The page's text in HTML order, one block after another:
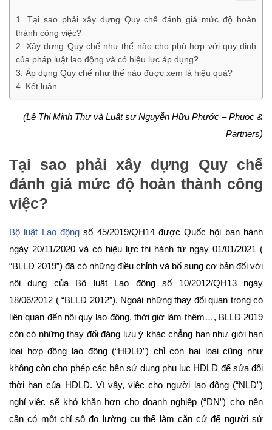
Tại sao phải xây dựng Quy chế đánh giá mức độ hoàn
thành công việc?
Xây dựng Quy chế như thế nào cho phù hợp với quy định
của pháp luật lao động và có hiệu lực áp dụng?
Áp dụng Quy chế như thế nào được xem là hiệu quả?
Kết luận
(Lê Thị Minh Thư và Luật sư Nguyễn Hữu Phước – Phuoc &
Partners)
Tại sao phải xây dựng Quy chế
đánh giá mức độ hoàn thành công
việc?
Bộ luật Lao độngsố 45/2019/QH14 được Quốc hội ban hành
ngày 20/11/2020 và có hiệu lực thi hành từ ngày 01/01/2021 (
“BLLĐ 2019”) đã có những điều chỉnh và bổ sung cơ bản đối với
nội dung của Bộ luật Lao động số 10/2012/QH13 ngày
18/06/2012 ( “BLLĐ 2012”). Ngoài những thay đổi quan trọng có
liên quan đến nội quy lao động, thời giờ làm thêm…, BLLĐ 2019
còn có những thay đổi đáng lưu ý khác chẳng hạn như giới hạn
loại hợp đồng lao động (“HĐLĐ”) chỉ còn hai loại cũng như
không còn cho phép các bên sử dụng phụ lục HĐLĐ để sửa đổi
thời hạn của HĐLĐ. Vì vậy, việc cho người lao động (“NLĐ”)
nghỉ việc sẽ khó khăn hơn cho doanh nghiệp (“DN”) cho nên
cần có một chỉ số đo lường cụ thể làm căn cứ để người sử